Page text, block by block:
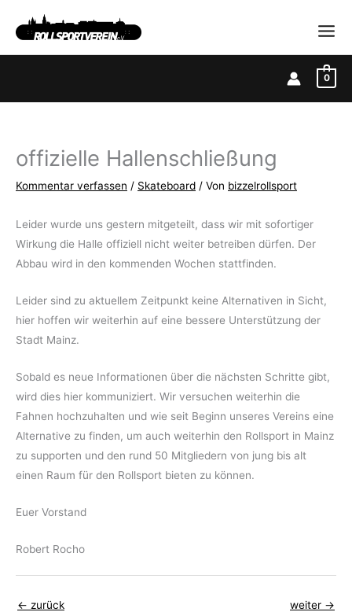
Inhalt
0
offizielle Hallenschließung
Kommentar verfassen / Skateboard / Von bizzelrollsport
Leider wurde uns gestern mitgeteilt, dass wir mit sofortiger
Wirkung die Halle offiziell nicht weiter betreiben dürfen. Der
Abbau wird in den kommenden Wochen stattfinden.
Leider sind zu aktuellem Zeitpunkt keine Alternativen in Sicht,
hier hoffen wir weiterhin auf eine bessere Unterstützung der
Stadt Mainz.
Sobald es neue Informationen über die nächsten Schritte gibt,
wird dies hier kommuniziert. Wir versuchen weiterhin die
Fahnen hochzuhalten und wie seit Beginn unseres Vereins eine
Alternative zu finden, um auch weiterhin den Rollsport in Mainz
zu supporten und den rund 50 Mitgliedern von jung bis alt
einen Raum für den Rollsport bieten zu können.
Euer Vorstand
Robert Rocho
← zurück weiter →